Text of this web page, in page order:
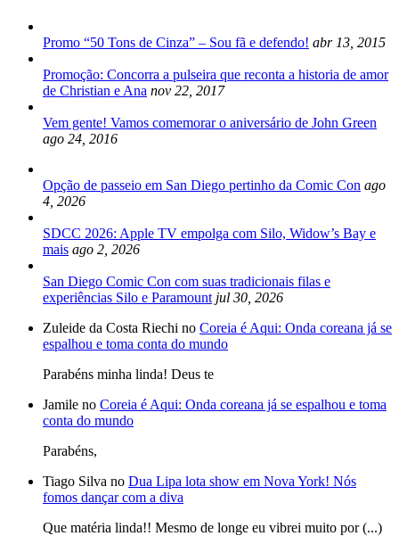
Promo “50 Tons de Cinza” – Sou fã e defendo! abr 13, 2015
Promoção: Concorra a pulseira que reconta a historia de amor
de Christian e Ana nov 22, 2017
Vem gente! Vamos comemorar o aniversário de John Green
ago 24, 2016
Opção de passeio em San Diego pertinho da Comic Con ago
4, 2026
SDCC 2026: Apple TV empolga com Silo, Widow’s Bay e
mais ago 2, 2026
San Diego Comic Con com suas tradicionais filas e
experiências Silo e Paramount jul 30, 2026
Zuleide da Costa Riechi no Coreia é Aqui: Onda coreana já se
espalhou e toma conta do mundo
Parabéns minha linda! Deus te
Jamile no Coreia é Aqui: Onda coreana já se espalhou e toma
conta do mundo
Parabéns,
Tiago Silva no Dua Lipa lota show em Nova York! Nós
fomos dançar com a diva
Que matéria linda!! Mesmo de longe eu vibrei muito por (...)